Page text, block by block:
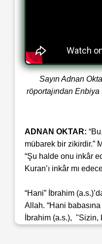
Sayın Adnan
röportajından
ADNAN OKTAR:
mübarek bir zikirdir.”
“Şu halde onu inkâr
Kuran’ı inkâr mı
“Hani” İbrahim
Allah. “Hani
İbrahim (a.s.), "Sizin,